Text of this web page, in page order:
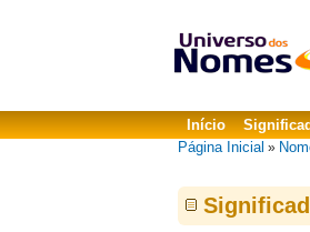
Início
Página Inicial »